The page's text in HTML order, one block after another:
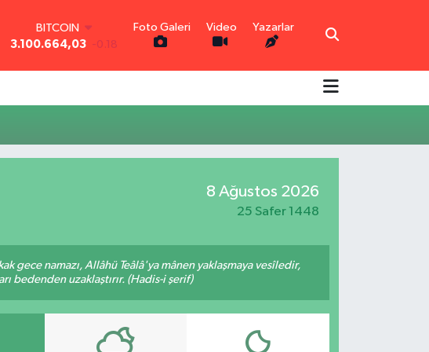
BITCOIN
3.100.664,03 -0.18
64,4811 0.38
GRAM ALTIN
Foto Galeri Video Yazarlar
8 Ağustos 2026
25 Safer 1448
gece namazı, Allâhü Teâlâ'ya mânen yaklaşmaya vesîledir,
bedenden uzaklaştırır. (Hadis-i şerif)